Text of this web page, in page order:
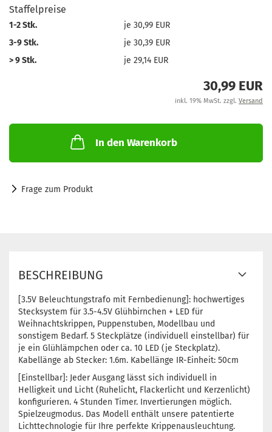
Staffelpreise
1-2 Stk.
je 30,99 EUR
3-9 Stk.
je 30,39 EUR
> 9 Stk.
je 29,14 EUR
30,99 EUR
inkl. 19% MwSt. zzgl. Versand
In den Warenkorb
Frage zum Produkt
BESCHREIBUNG
[3.5V Beleuchtungstrafo mit Fernbedienung]: hochwertiges
Stecksystem für 3.5-4.5V Glühbirnchen + LED für
Weihnachtskrippen, Puppenstuben, Modellbau und
sonstigem Bedarf. 5 Steckplätze (individuell einstellbar) für
je ein Glühlämpchen oder ca. 10 LED (je Steckplatz).
Kabellänge ab Stecker: 1.6m. Kabellänge IR-Einheit: 50cm
[Einstellbar]: Jeder Ausgang lässt sich individuell in
Helligkeit und Licht (Ruhelicht, Flackerlicht und Kerzenlicht)
konfigurieren. 4 Stunden Timer. Invertierungen möglich.
Spielzeugmodus. Das Modell enthält unsere patentierte
Lichttechnologie für Ihre perfekte Krippenausleuchtung.